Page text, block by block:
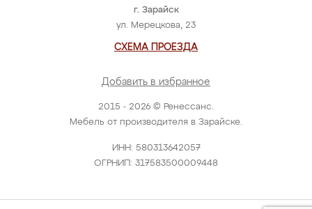
2015 - 2026 © Ренессанс.
Мебель от производителя в Зарайске.
ИНН: 580313642057
ОГРНИП: 317583500009448
г. Зарайск
ул. Мерецкова, 23
СХЕМА ПРОЕЗДА
Добавить в избранное